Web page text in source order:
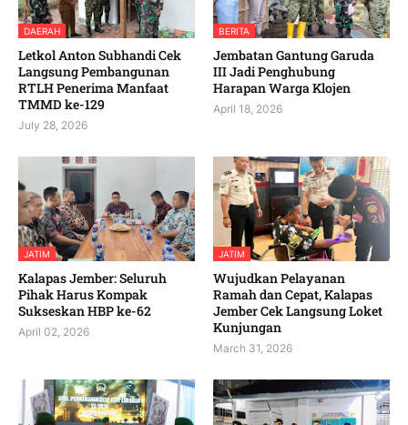
DAERAH
Letkol Anton Subhandi Cek
Langsung Pembangunan
RTLH Penerima Manfaat
TMMD ke-129
July 28, 2026
BERITA
Jembatan Gantung Garuda
III Jadi Penghubung
Harapan Warga Klojen
April 18, 2026
JATIM
Kalapas Jember: Seluruh
Pihak Harus Kompak
Sukseskan HBP ke-62
April 02, 2026
JATIM
Wujudkan Pelayanan
Ramah dan Cepat, Kalapas
Jember Cek Langsung Loket
Kunjungan
March 31, 2026